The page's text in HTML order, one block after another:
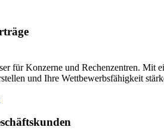
für Konzerne und Rechenzentren.
und Ihre Wettbewerbsfähigkeit